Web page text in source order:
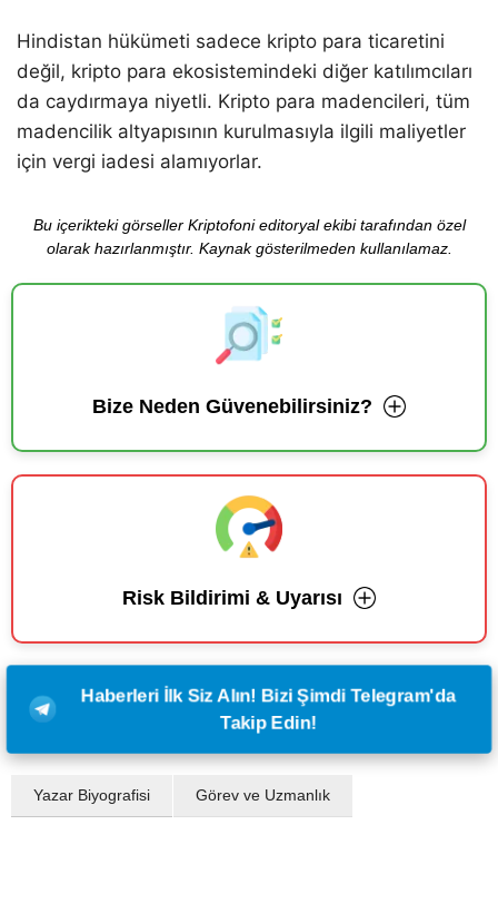
Hindistan hükümeti sadece kripto para ticaretini
değil, kripto para ekosistemindeki diğer katılımcıları
da caydırmaya niyetli. Kripto para madencileri, tüm
madencilik altyapısının kurulmasıyla ilgili maliyetler
için vergi iadesi alamıyorlar.
Bu içerikteki görseller Kriptofoni editoryal ekibi tarafından özel
olarak hazırlanmıştır. Kaynak gösterilmeden kullanılamaz.
Bize Neden Güvenebilirsiniz?
Risk Bildirimi & Uyarısı
Haberleri İlk Siz Alın! Bizi Şimdi Telegram'da
Takip Edin!
Yazar Biyografisi Görev ve Uzmanlık